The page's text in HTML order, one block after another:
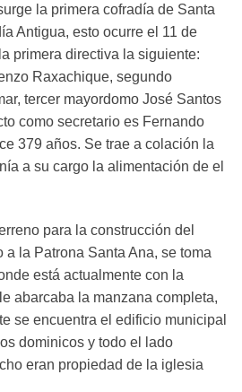
la primera cofradía de Santa
Antigua, esto ocurre el 11 de
primera directiva la siguiente:
Raxachique, segundo
tercer mayordomo José Santos
como secretario es Fernando
379 años. Se trae a colación la
a su cargo la alimentación de el
para la construcción del
a la Patrona Santa Ana, se toma
está actualmente con la
abarcaba la manzana completa,
se encuentra el edificio municipal
dominicos y todo el lado
eran propiedad de la iglesia